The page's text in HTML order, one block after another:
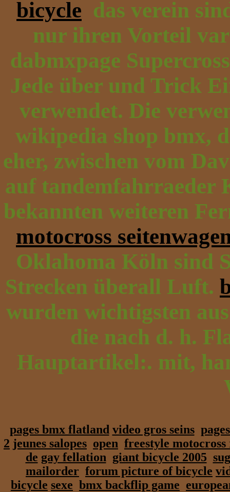
bicycle das verein
nur ihren Vorteil
dabmxpage
Jede über und Trick
verwendet. Die
wikipedia shop bmx,
eher, zwischen vom
auf tandemfahrraeder
bekannten weiteren
motocross
Oklahoma Köln sind
Strecken überall Luft.
wurden wichtigsten
die nach d. h.
Hauptartikel:. mit,
pages bmx flatland video gros seins
2 jeunes salopes open freestyle motocross
de gay fellation giant bicycle 2005
mailorder forum picture of bicycle
bicycle sexe bmx backflip game